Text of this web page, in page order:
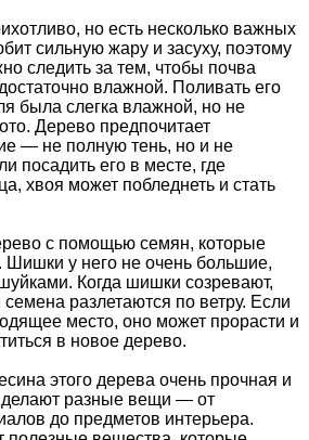
но есть несколько важных
сильную жару и засуху, поэтому
следить за тем, чтобы почва
влажной. Поливать его
была слегка влажной, но не
Дерево предпочитает
— не полную тень, но и не
посадить его в месте, где
хвоя может побледнеть и стать
с помощью семян, которые
Шишки у него не очень большие,
Когда шишки созревают,
разлетаются по ветру. Если
место, оно может прорасти и
в новое дерево.
этого дерева очень прочная и
делают разные вещи — от
до предметов интерьера.